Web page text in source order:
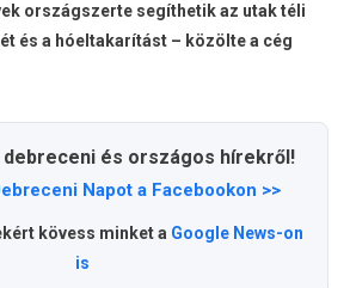
országszerte segíthetik az utak téli
és a hóeltakarítást – közölte a cég
debreceni és országos hírekről!
Napot a Facebookon >>
kövess minket a Google News-on
is